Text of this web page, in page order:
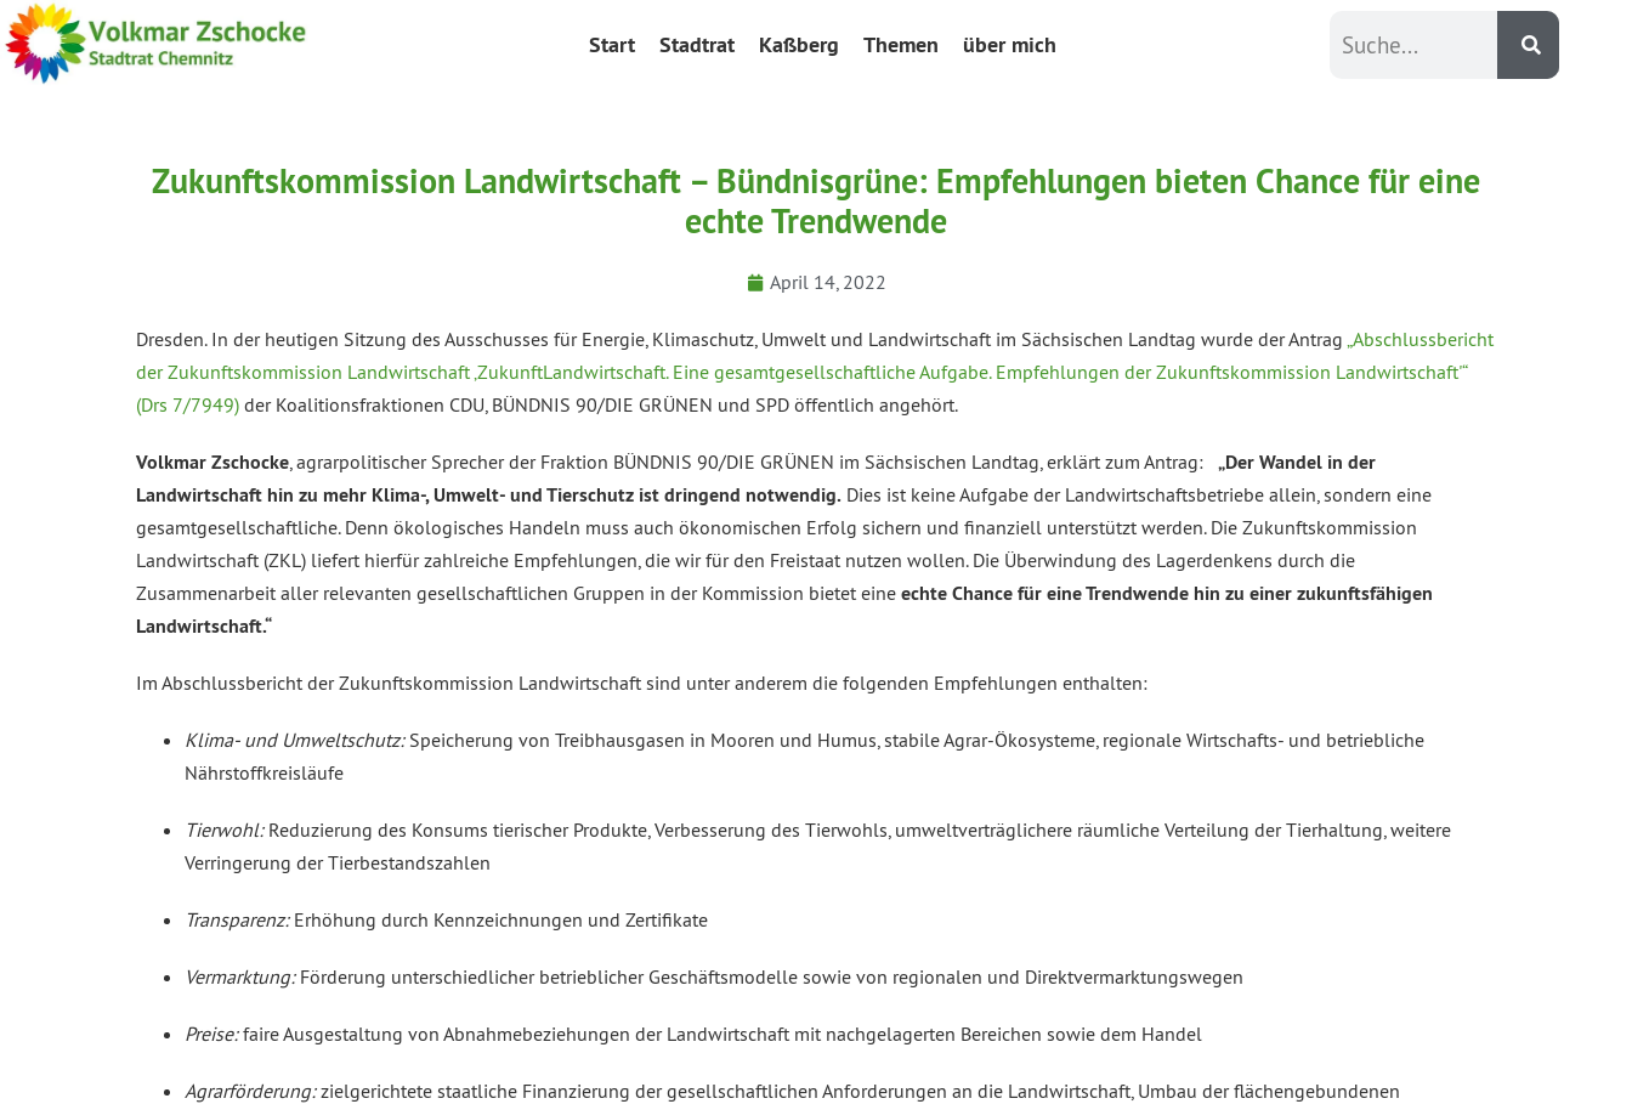
Start Stadtrat Kaßberg Themen über mich
Zukunftskommission Landwirtschaft – Bündnisgrüne: Empfehlungen bieten Chance für eine
echte Trendwende
April 14, 2022
Dresden. In der heutigen Sitzung des Ausschusses für Energie, Klimaschutz, Umwelt und Landwirtschaft im Sächsischen Landtag wurde der Antrag „Abschlussbericht
der Zukunftskommission Landwirtschaft ‚ZukunftLandwirtschaft. Eine gesamtgesellschaftliche Aufgabe. Empfehlungen der Zukunftskommission Landwirtschaft'“
(Drs 7/7949) der Koalitionsfraktionen CDU, BÜNDNIS 90/DIE GRÜNEN und SPD öffentlich angehört.
Volkmar Zschocke, agrarpolitischer Sprecher der Fraktion BÜNDNIS 90/DIE GRÜNEN im Sächsischen Landtag, erklärt zum Antrag: „Der Wandel in der
Landwirtschaft hin zu mehr Klima-, Umwelt- und Tierschutz ist dringend notwendig. Dies ist keine Aufgabe der Landwirtschaftsbetriebe allein, sondern eine
gesamtgesellschaftliche. Denn ökologisches Handeln muss auch ökonomischen Erfolg sichern und finanziell unterstützt werden. Die Zukunftskommission
Landwirtschaft (ZKL) liefert hierfür zahlreiche Empfehlungen, die wir für den Freistaat nutzen wollen. Die Überwindung des Lagerdenkens durch die
Zusammenarbeit aller relevanten gesellschaftlichen Gruppen in der Kommission bietet eine echte Chance für eine Trendwende hin zu einer zukunftsfähigen
Landwirtschaft.“
Im Abschlussbericht der Zukunftskommission Landwirtschaft sind unter anderem die folgenden Empfehlungen enthalten:
Klima- und Umweltschutz:Speicherung von Treibhausgasen in Mooren und Humus, stabile Agrar-Ökosysteme, regionale Wirtschafts- und betriebliche
Nährstoffkreisläufe
Tierwohl:Reduzierung des Konsums tierischer Produkte, Verbesserung des Tierwohls, umweltverträglichere räumliche Verteilung der Tierhaltung, weitere
Verringerung der Tierbestandszahlen
Transparenz:Erhöhung durch Kennzeichnungen und Zertifikate
Vermarktung:Förderung unterschiedlicher betrieblicher Geschäftsmodelle sowie von regionalen und Direktvermarktungswegen
Preise:faire Ausgestaltung von Abnahmebeziehungen der Landwirtschaft mit nachgelagerten Bereichen sowie dem Handel
Agrarförderung:zielgerichtete staatliche Finanzierung der gesellschaftlichen Anforderungen an die Landwirtschaft, Umbau der flächengebundenen